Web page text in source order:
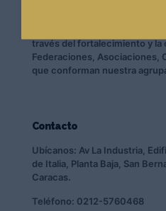
través del fortalecimiento y la
Federaciones, Asociaciones,
que conforman nuestra
Contacto
Ubícanos: Av La Industria,
de Italia, Planta Baja, San
Caracas.
Teléfono: 0212-5760468